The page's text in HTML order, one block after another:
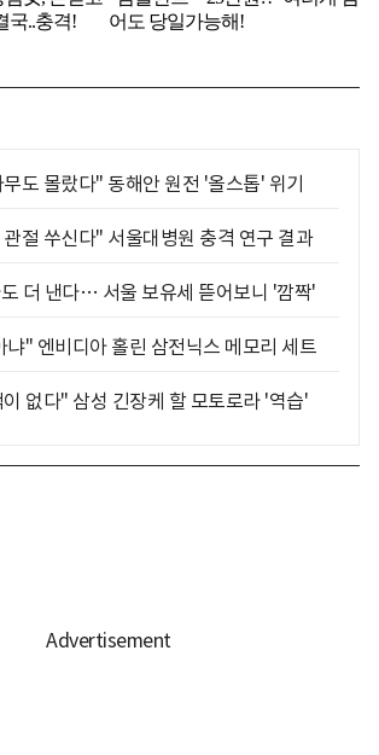
도 몰랐다" 동해안 원전 '올스톱' 위기
절 쑤신다" 서울대병원 충격 연구 결과
더 낸다… 서울 보유세 뜯어보니 '깜짝'
" 엔비디아 홀린 삼전닉스 메모리 세트
없다" 삼성 긴장케 할 모토로라 '역습'